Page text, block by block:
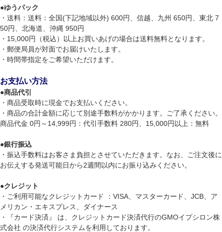
●ゆうパック
・送料：送料：全国(下記地域以外) 600円、信越、九州 650円、東北 7
50円、北海道、沖縄 950円
・15,000円（税込）以上お買いあげの場合は送料無料となります。
・郵便局員が対面でお届けいたします。
・時間帯指定をご希望いただけます。
お支払い方法
●商品代引
・商品受取時に現金でお支払いください。
・商品の合計金額に応じて別途手数料がかかります。ご了承ください。
商品代金 0円～14,999円：代引手数料 280円、15,000円以上：無料
●銀行振込
・振込手数料はお客さま負担とさせていただきます。なお、ご注文後に
お伝えする発送可能日から2週間以内にお振り込みください。
●クレジット
・ご利用可能なクレジットカード ：VISA、マスターカード、JCB、ア
メリカン・エキスプレス、ダイナース
・『カード決済』 は、クレジットカード決済代行のGMOイプシロン株
式会社 の決済代行システムを利用しております。